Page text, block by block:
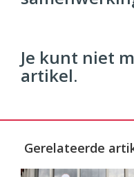
Je kunt niet
artikel.
Gerelateerde